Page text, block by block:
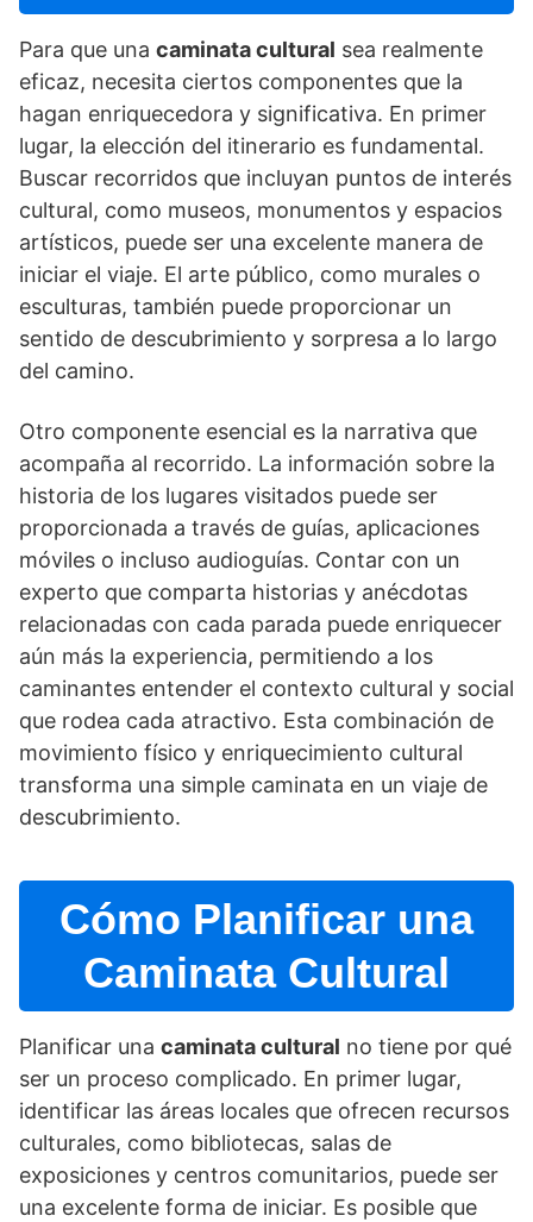
Para que una caminata cultural sea realmente
eficaz, necesita ciertos componentes que la
hagan enriquecedora y significativa. En primer
lugar, la elección del itinerario es fundamental.
Buscar recorridos que incluyan puntos de interés
cultural, como museos, monumentos y espacios
artí­sticos, puede ser una excelente manera de
iniciar el viaje. El arte público, como murales o
esculturas, también puede proporcionar un
sentido de descubrimiento y sorpresa a lo largo
del camino.
Otro componente esencial es la narrativa que
acompaña al recorrido. La información sobre la
historia de los lugares visitados puede ser
proporcionada a través de guí­as, aplicaciones
móviles o incluso audioguí­as. Contar con un
experto que comparta historias y anécdotas
relacionadas con cada parada puede enriquecer
aún más la experiencia, permitiendo a los
caminantes entender el contexto cultural y social
que rodea cada atractivo. Esta combinación de
movimiento fí­sico y enriquecimiento cultural
transforma una simple caminata en un viaje de
descubrimiento.
Cómo Planificar una
Caminata Cultural
Planificar una caminata cultural no tiene por qué
ser un proceso complicado. En primer lugar,
identificar las áreas locales que ofrecen recursos
culturales, como bibliotecas, salas de
exposiciones y centros comunitarios, puede ser
una excelente forma de iniciar. Es posible que